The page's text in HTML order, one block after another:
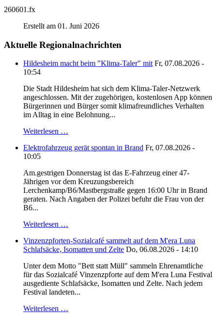
260601.fx
Erstellt am 01. Juni 2026
Aktuelle Regionalnachrichten
Hildesheim macht beim "Klima-Taler" mit Fr, 07.08.2026 -
10:54
Die Stadt Hildesheim hat sich dem Klima-Taler-Netzwerk
angeschlossen. Mit der zugehörigen, kostenlosen App können
Bürgerinnen und Bürger somit klimafreundliches Verhalten
im Alltag in eine Belohnung...
Weiterlesen …
Elektrofahrzeug gerät spontan in Brand Fr, 07.08.2026 -
10:05
Am.gestrigen Donnerstag ist das E-Fahrzeug einer 47-
Jährigen vor dem Kreuzungsbereich
Lerchenkamp/B6/Mastbergstraße gegen 16:00 Uhr in Brand
geraten. Nach Angaben der Polizei befuhr die Frau von der
B6...
Weiterlesen …
Vinzenzpforten-Sozialcafé sammelt auf dem M'era Luna
Schlafsäcke, Isomatten und Zelte Do, 06.08.2026 - 14:10
Unter dem Motto "Bett statt Müll" sammeln Ehrenamtliche
für das Sozialcafé Vinzenzpforte auf dem M'era Luna Festival
ausgediente Schlafsäcke, Isomatten und Zelte. Nach jedem
Festival landeten...
Weiterlesen …